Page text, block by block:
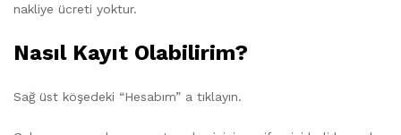
nakliye ücreti yoktur.
Nasıl Kayıt Olabilirim?
Sağ üst köşedeki “Hesabım” a tıklayın.